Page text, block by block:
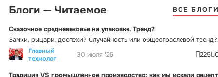
Блоги — Читаемое ВСЕ
Сказочное средневековье на упаковке. Тренд?
Замки, рыцари, доспехи? Случайность или общеотраслевой тренд?
Главный
технолог
30 июля '26 225
Традиция VS промышленное производство: как мы искали рецепт